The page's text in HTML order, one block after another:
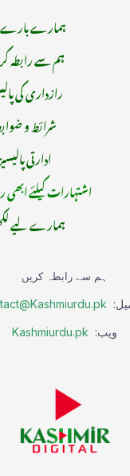
ہمارے بارے
ہم سے رابطہ
رازداری کی
شرائط و
ادارتی پالیسیز
اشتہارات کیلئے
ہمارے لیے
ہم سے رابطہ کریں
ویب: Kashmiurdu.pk